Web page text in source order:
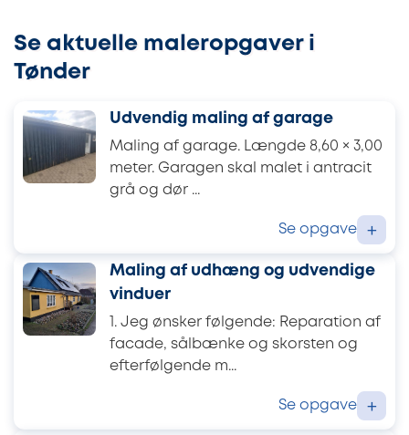
Se aktuelle maleropgaver i
Tønder
Udvendig maling af garage
Maling af garage. Længde 8,60 × 3,00
meter. Garagen skal malet i antracit
grå og dør ...
Se opgave +
Maling af udhæng og udvendige
vinduer
1. Jeg ønsker følgende: Reparation af
facade, sålbænke og skorsten og
efterfølgende m...
Se opgave +